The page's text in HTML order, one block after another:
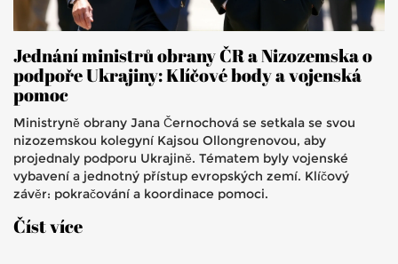
Jednání ministrů obrany ČR a Nizozemska o
podpoře Ukrajiny: Klíčové body a vojenská
pomoc
Ministryně obrany Jana Černochová se setkala se svou
nizozemskou kolegyní Kajsou Ollongrenovou, aby
projednaly podporu Ukrajině. Tématem byly vojenské
vybavení a jednotný přístup evropských zemí. Klíčový
závěr: pokračování a koordinace pomoci.
Číst více